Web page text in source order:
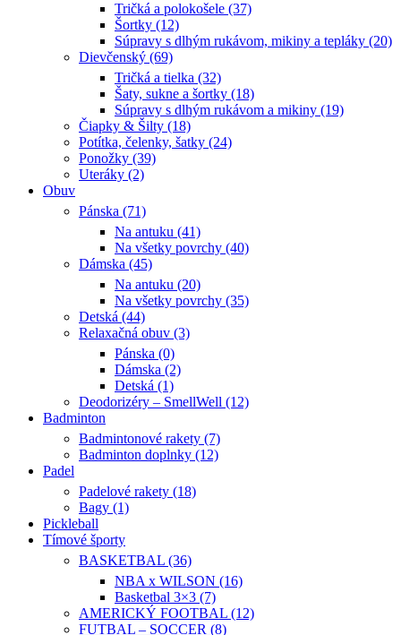
Tričká a polokošele (37)
Šortky (12)
Súpravy s dlhým rukávom, mikiny a tepláky (20)
Dievčenský (69)
Tričká a tielka (32)
Šaty, sukne a šortky (18)
Súpravy s dlhým rukávom a mikiny (19)
Čiapky & Šilty (18)
Potítka, čelenky, šatky (24)
Ponožky (39)
Uteráky (2)
Obuv
Pánska (71)
Na antuku (41)
Na všetky povrchy (40)
Dámska (45)
Na antuku (20)
Na všetky povrchy (35)
Detská (44)
Relaxačná obuv (3)
Pánska (0)
Dámska (2)
Detská (1)
Deodorizéry – SmellWell (12)
Badminton
Badmintonové rakety (7)
Badminton doplnky (12)
Padel
Padelové rakety (18)
Bagy (1)
Pickleball
Tímové športy
BASKETBAL (36)
NBA x WILSON (16)
Basketbal 3×3 (7)
AMERICKÝ FOOTBAL (12)
FUTBAL – SOCCER (8)